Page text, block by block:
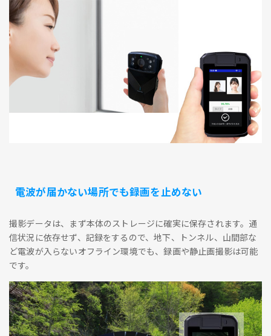
電波が届かない場所でも録画を止めない
撮影データは、まず本体のストレージに確実に保存されます。通
信状況に依存せず、記録をするので、地下、トンネル、山間部な
ど電波が入らないオフライン環境でも、録画や静止画撮影は可能
です。